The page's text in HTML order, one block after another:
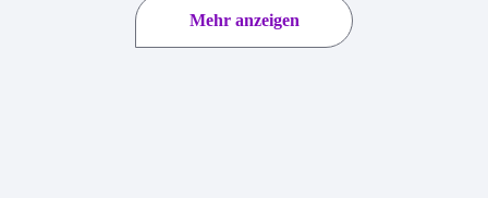
Mehr anzeigen